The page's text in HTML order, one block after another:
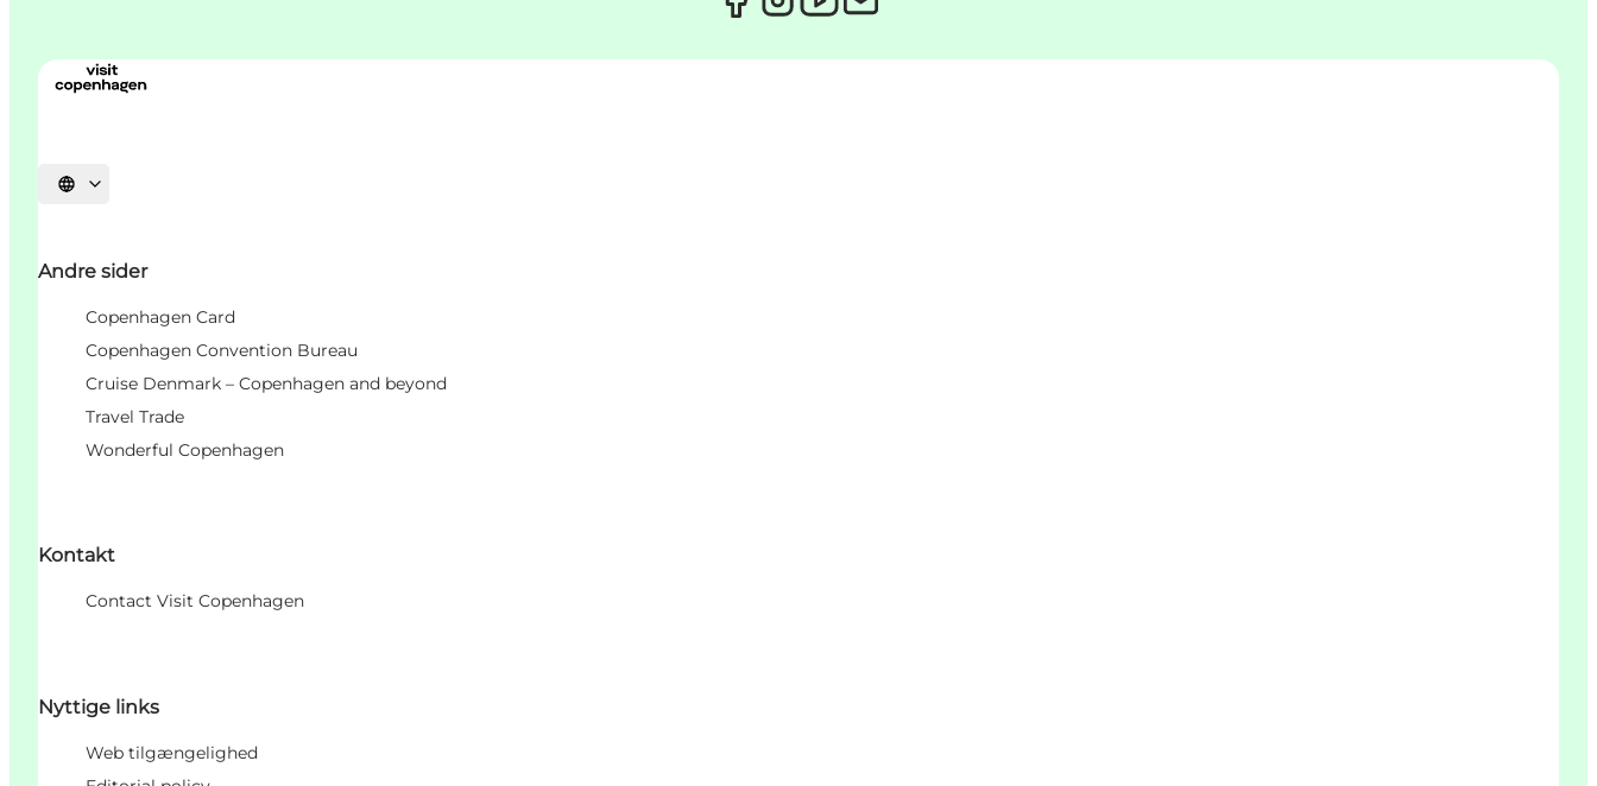
Vælg sprog
Andre sider
Copenhagen Card
Copenhagen Convention Bureau
Cruise Denmark – Copenhagen and beyond
Travel Trade
Wonderful Copenhagen
Kontakt
Contact Visit Copenhagen
Nyttige links
Web tilgængelighed